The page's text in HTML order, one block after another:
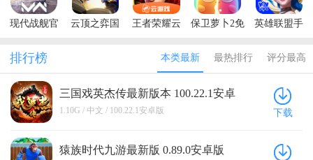
现代战舰官
云顶之弈国
王者荣耀云
保卫萝卜2免
英雄联盟手
新版(Wild
Rift)
排行榜 本类最新 最热排行 评分最高
三国戏英杰传最新版本 100.22.1安卓
版
1.10G / 中文 / 100.22.1安卓版 下载
猿族时代九游最新版 0.89.0安卓版